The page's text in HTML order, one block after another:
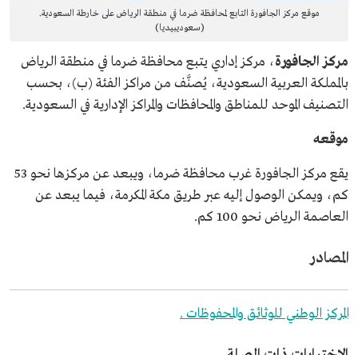
موقع مركز الجافورة التابع لمحافظة ضرما في منطقة الرياض على خارطة السعودية.
(سعوديبيديا)
مركز الجافورة، مركز إداري يتبع محافظة ضرما في منطقة الرياض
بالمملكة العربية السعودية، يُصنَّف من مراكز الفئة (ب)، بحسب
التصنيف الموحد للمناطق والمحافظات والمراكز الإدارية في السعودية.
موقعه
يقع مركز الجافورة غرب محافظة ضرما، ويبعد عن مركزها نحو 53
كم، ويمكن الوصول إليه عبر طريق مكة المكرمة، فيما يبعد عن
العاصمة الرياض نحو 100 كم.
المصادر
المركز الوطني للوثائق والمحفوظات .